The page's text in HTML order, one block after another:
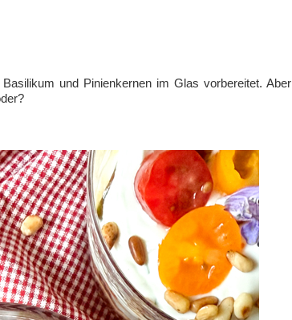
und Pinienkernen im Glas vorbereitet. Aber